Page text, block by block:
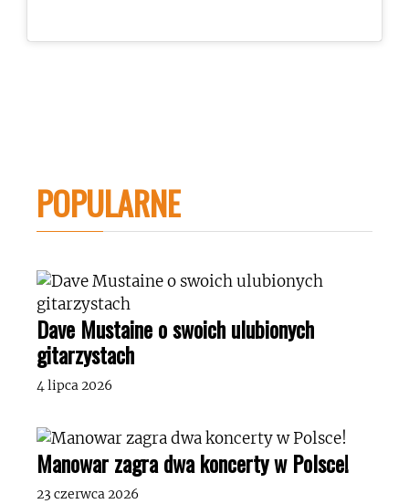
POPULARNE
Dave Mustaine o swoich ulubionych
gitarzystach
4 lipca 2026
Manowar zagra dwa koncerty w Polsce!
23 czerwca 2026